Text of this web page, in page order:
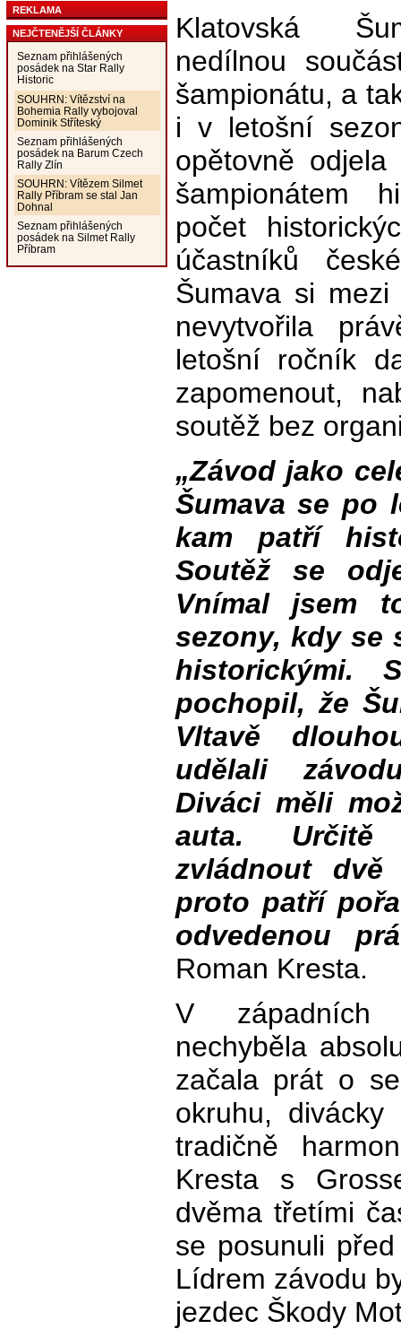
REKLAMA
NEJČTENĚJŠÍ ČLÁNKY
Seznam přihlášených
posádek na Star Rally
Historic
SOUHRN: Vítězství na
Bohemia Rally vybojoval
Dominik Stříteský
Seznam přihlášených
posádek na Barum Czech
Rally Zlín
SOUHRN: Vítězem Silmet
Rally Příbram se stal Jan
Dohnal
Seznam přihlášených
posádek na Silmet Rally
Příbram
Klatovská
nedílnou
šampionátu, a
i v letošní
opětovně
šampionátem
počet
účastníků
Šumava si
nevytvořila
letošní ročník
zapomenout,
soutěž bez
„Závod jako
Šumava se po
kam patří
Soutěž se
Vnímal jsem
sezony, kdy se
historickými.
pochopil, že
Vltavě
udělali
Diváci měli
auta. Určitě
zvládnout
proto patří
odvedenou
Roman Kresta.
V západních
nechyběla
začala prát o
okruhu, divácky
tradičně
Kresta s
dvěma třetími
se posunuli
Lídrem závodu
jezdec Škody